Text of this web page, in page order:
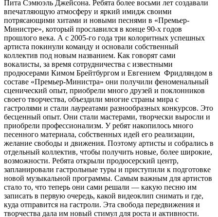
Пита Сэмюэль Джейсона. Ребята более восьми лет создавали
впечатляющую атмосферу и яркий имидж своими
потрясающими хитами и новыми песнями в «Премьер-
Министре», который прославился в конце 90-х годов
прошлого века. А с 2005-го года три колоритных успешных
артиста покинули команду и основали собственный
коллектив под новым названием. Как говорят сами
вокалисты, за время сотрудничества с известными
продюсерами Кимом Брейтбургом и Евгением Фридляндом в
составе «Премьер-Министра» они получили феноменальный
сценический опыт, приобрели много друзей и поклонников
своего творчества, объездили многие страны мира с
гастролями и стали лауреатами разнообразных конкурсов. Это
бесценный опыт. Они стали мастерами, творчески выросли и
приобрели профессионализм. У ребят накопилось много
песенного материала, собственных идей его реализации,
желание свободы и движения. Поэтому артисты и собрались в
отдельный коллектив, чтобы получить новые, более широкие,
возможности. Ребята открыли продюсерский центр,
запланировали гастрольные туры и приступили к подготовке
новой музыкальной программы. Самым важным для артистов
стало то, что теперь они сами решали — какую песню им
записать в первую очередь, какой видеоклип снимать и где,
куда отправится на гастроли. Эта свобода передвижения и
творчества дала им новый стимул для роста и активности.